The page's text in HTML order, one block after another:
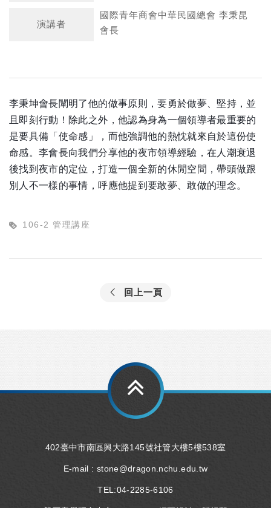
演講者
國際青年商會中華民國總會 李秉昆
會長
李秉坤會長闡明了他的做事原則，要勇於做夢、堅持，並
且即刻行動！除此之外，他認為身為一個領導者最重要的
是要具備「使命感」，而他強調他的熱忱就來自於這份使
命感。李會長向我們分享他的夜市領導經驗，在人潮衰退
後找到夜市的定位，打造一個全新的休閒空間，帶頭做跟
別人不一樣的事情，呼應他提到要敢夢、敢做的理念。
106-2 管理講座
回上一頁
402臺中市南區興大路145號社管大樓5樓538室
E-mail : stone@dragon.nchu.edu.tw
TEL:04-2285-6106